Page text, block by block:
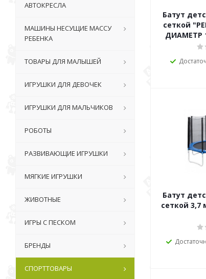
Батут
сеткой
ДИАМЕТР
Батут детский с
АВТОКРЕСЛА
МАШИНЫ НЕСУЩИЕ МАССУ
РЕБЕНКА
ТОВАРЫ ДЛЯ МАЛЫШЕЙ
ИГРУШКИ ДЛЯ ДЕВОЧЕК
ИГРУШКИ ДЛЯ МАЛЬЧИКОВ
РОБОТЫ
РАЗВИВАЮЩИЕ ИГРУШКИ
МЯГКИЕ ИГРУШКИ
ЖИВОТНЫЕ
ИГРЫ С ПЕСКОМ
БРЕНДЫ
СПОРТТОВАРЫ